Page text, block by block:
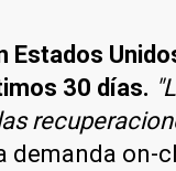
Estados
30 días.
demanda on-